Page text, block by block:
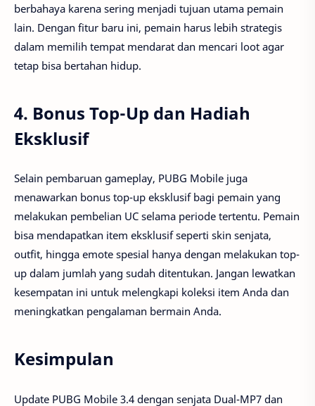
berbahaya karena sering menjadi tujuan utama pemain
lain. Dengan fitur baru ini, pemain harus lebih strategis
dalam memilih tempat mendarat dan mencari loot agar
tetap bisa bertahan hidup.
4. Bonus Top-Up dan Hadiah
Eksklusif
Selain pembaruan gameplay, PUBG Mobile juga
menawarkan bonus top-up eksklusif bagi pemain yang
melakukan pembelian UC selama periode tertentu. Pemain
bisa mendapatkan item eksklusif seperti skin senjata,
outfit, hingga emote spesial hanya dengan melakukan top-
up dalam jumlah yang sudah ditentukan. Jangan lewatkan
kesempatan ini untuk melengkapi koleksi item Anda dan
meningkatkan pengalaman bermain Anda.
Kesimpulan
Update PUBG Mobile 3.4 dengan senjata Dual-MP7 dan